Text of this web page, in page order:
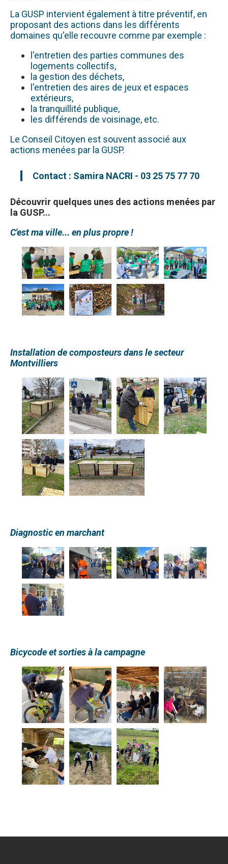
La GUSP intervient également à titre préventif, en
proposant des actions dans les différents
domaines qu'elle recouvre comme par exemple :
l'entretien des parties communes des
logements collectifs,
la gestion des déchets,
l'entretien des aires de jeux et espaces
extérieurs,
la tranquillité publique,
les différends de voisinage, etc.
Le Conseil Citoyen est souvent associé aux
actions menées par la GUSP.
Contact : Samira NACRI - 03 25 75 77 70
Découvrir quelques unes des actions menées par
la GUSP...
C'est ma ville... en plus propre !
Installation de composteurs dans le secteur
Montvilliers
Diagnostic en marchant
Bicycode et sorties à la campagne